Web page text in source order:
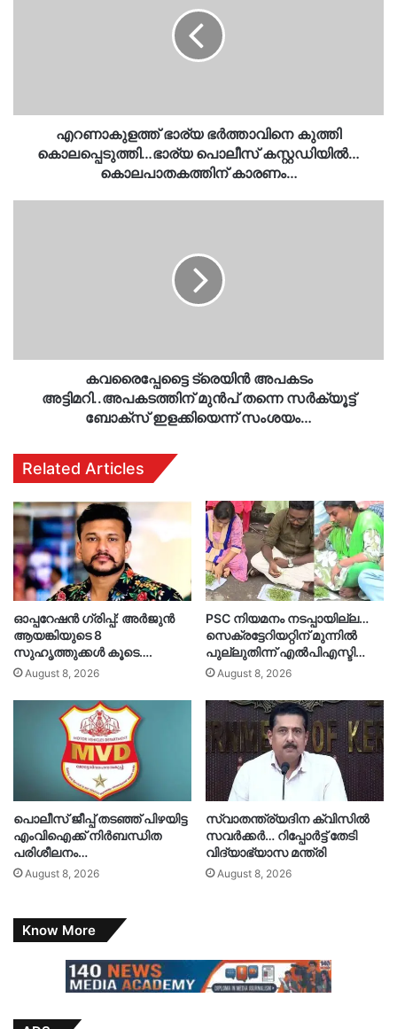
കൊലപാതകത്തിന്
കാരണം…എറണാകുളത്ത് ഭാര്യ ഭര്‍ത്താവിനെ കുത്തി
കൊലപ്പെടുത്തി…ഭാര്യ പൊലീസ് കസ്റ്റഡിയിൽ…
കൊലപാതകത്തിന് കാരണം…
ഇളക്കിയെന്ന്
കവരൈപ്പേട്ടൈ ട്രെയിന്‍ അപകടം
അട്ടിമറി..അപകടത്തിന് മുന്‍പ് തന്നെ സര്‍ക്യൂട്ട്
ബോക്‌സ് ഇളക്കിയെന്ന് സംശയം…
Related Articles
ഓപ്പറേഷൻ ഗ്രിപ്പ്: അർജുൻ
ആയങ്കിയുടെ 8
സുഹൃത്തുക്കൾ കൂടെ….
August 8, 2026
PSC നിയമനം നടപ്പായില്ല…
സെക്രട്ടേറിയറ്റിന് മുന്നിൽ
പുല്ലുതിന്ന് എൽപിഎസ്ടി…
August 8, 2026
പൊലീസ് ജീപ്പ് തടഞ്ഞ് പിഴയിട്ട
എംവിഐക്ക് നിർബന്ധിത
പരിശീലനം…
August 8, 2026
സ്വാതന്ത്ര്യദിന ക്വിസിൽ
സവർക്കർ… റിപ്പോർട്ട് തേടി
വിദ്യാഭ്യാസ മന്ത്രി
August 8, 2026
Know More